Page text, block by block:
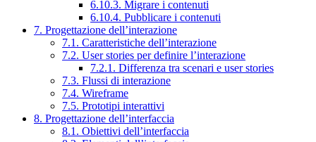
6.10.3. Migrare i contenuti
6.10.4. Pubblicare i contenuti
7. Progettazione dell’interazione
7.1. Caratteristiche dell’interazione
7.2. User stories per definire l’interazione
7.2.1. Differenza tra scenari e user stories
7.3. Flussi di interazione
7.4. Wireframe
7.5. Prototipi interattivi
8. Progettazione dell’interfaccia
8.1. Obiettivi dell’interfaccia